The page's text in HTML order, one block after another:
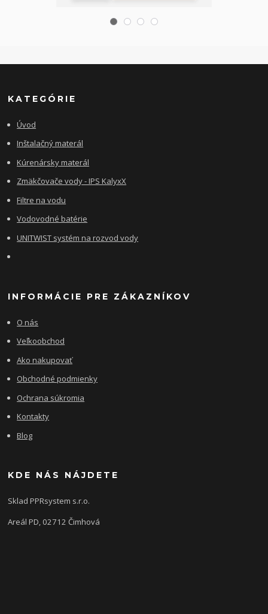
KATEGÓRIE
Úvod
Inštalačný materál
Kúrenársky materál
Zmäkčovače vody - IPS KalyxX
Filtre na vodu
Vodovodné batérie
UNITWIST systém na rozvod vody
INFORMÁCIE PRE ZÁKAZNÍKOV
O nás
Veľkoobchod
Ako nakupovať
Obchodné podmienky
Ochrana súkromia
Kontakty
Blog
KDE NÁS NÁJDETE
Sklad PPRsystem s.r.o.
Areál PD, 02712 Čimhová